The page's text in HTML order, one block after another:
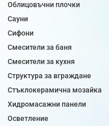
Облицовъчни плочки
Сауни
Сифони
Смесители за баня
Смесители за кухня
Структура за вграждане
Стъклокерамична мозайка
Хидромасажни панели
Осветление